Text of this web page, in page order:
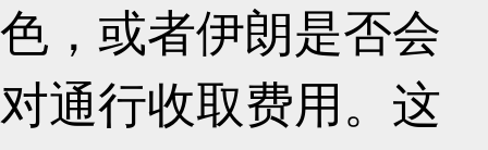
色，或者伊朗是否会
对通行收取费用。这